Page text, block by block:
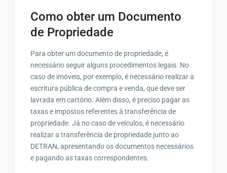
Como obter um Documento
de Propriedade
Para obter um documento de propriedade, é
necessário seguir alguns procedimentos legais. No
caso de imóveis, por exemplo, é necessário realizar a
escritura pública de compra e venda, que deve ser
lavrada em cartório. Além disso, é preciso pagar as
taxas e impostos referentes à transferência de
propriedade. Já no caso de veículos, é necessário
realizar a transferência de propriedade junto ao
DETRAN, apresentando os documentos necessários
e pagando as taxas correspondentes.